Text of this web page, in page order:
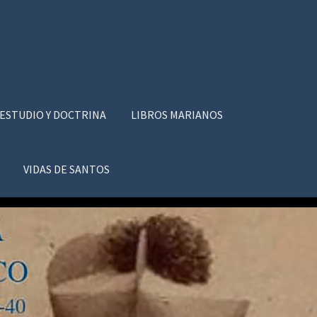
Y DOCTRINA LIBROS MARIANOS
VIDAS DE SANTOS